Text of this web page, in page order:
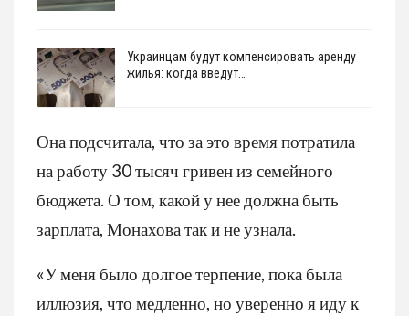
Украинцам будут компенсировать аренду
жилья: когда введут…
Она подсчитала, что за это время потратила
на работу 30 тысяч гривен из семейного
бюджета. О том, какой у нее должна быть
зарплата, Монахова так и не узнала.
«У меня было долгое терпение, пока была
иллюзия, что медленно, но уверенно я иду к